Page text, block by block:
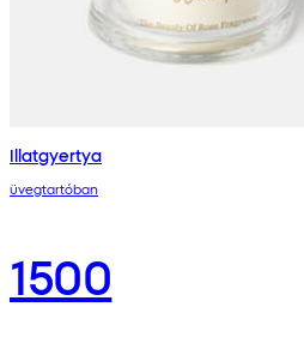
Illatgyertya
üvegtartóban
1500